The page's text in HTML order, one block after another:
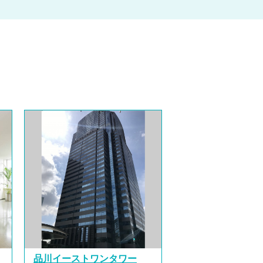
品川イーストワンタワー